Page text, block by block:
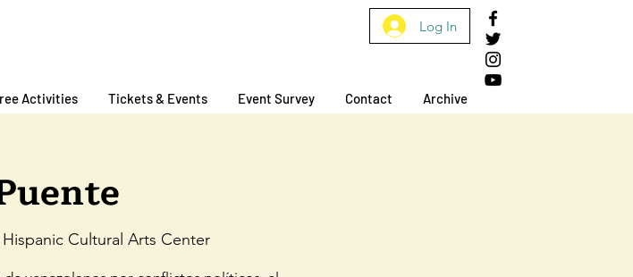
Log In
Activities Tickets & Events Event Survey Contact Archive
Cultural Arts Center